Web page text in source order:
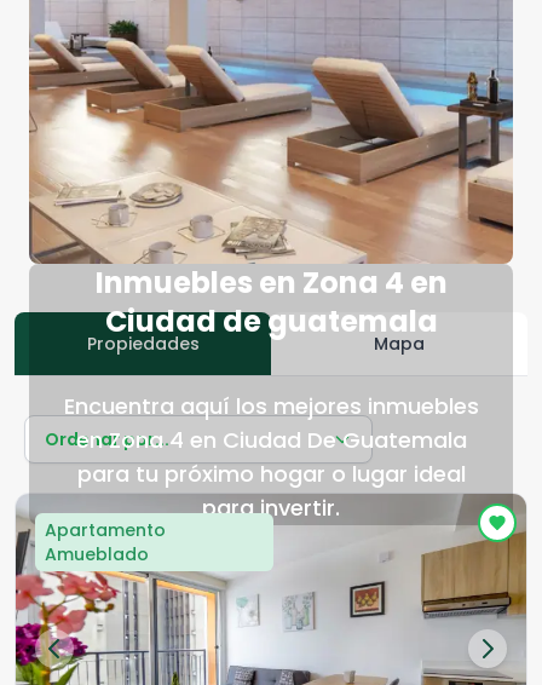
Inmuebles en Zona 4 en
Ciudad de guatemala
Encuentra aquí los mejores inmuebles
en Zona 4 en Ciudad De Guatemala
para tu próximo hogar o lugar ideal
para invertir.
Propiedades Mapa
Ordenar por...
Apartamento
Amueblado